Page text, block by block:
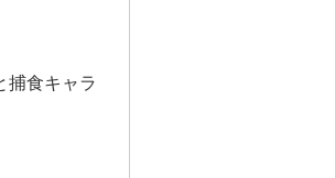
捕食キャラ